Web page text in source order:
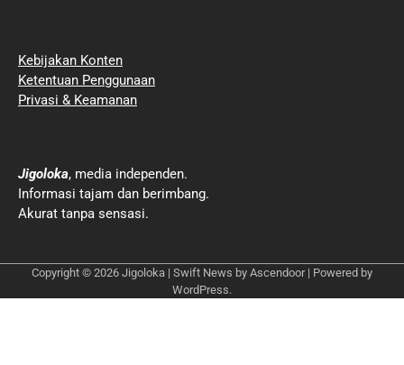
Kebijakan Konten
Ketentuan Penggunaan
Privasi & Keamanan
Jigoloka, media independen.
Informasi tajam dan berimbang.
Akurat tanpa sensasi.
Copyright © 2026 Jigoloka | Swift News by Ascendoor| Powered by
WordPress.